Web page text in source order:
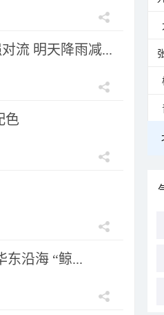
流 明天降雨减...
色
东沿海 “鲸...